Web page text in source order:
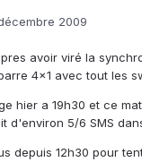
2009
avoir viré la
4x1 avec tout les
hier a 19h30 et ce
d'environ 5/6 SMS
depuis 12h30 pour